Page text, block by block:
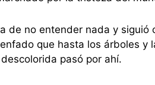
de no entender nada y siguió
que hasta los árboles y
pasó por ahí.